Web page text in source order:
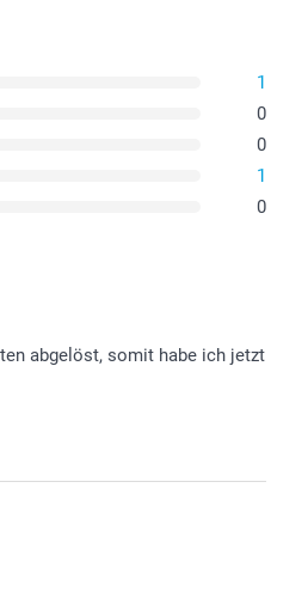
1
0
0
1
0
abgelöst, somit habe ich jetzt
mit unserem Kundenservice
AG